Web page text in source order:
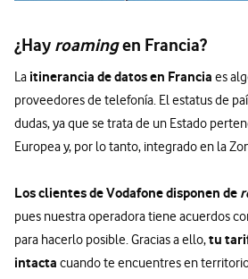
¿Hay roamingen Francia?
La itinerancia de datos en Francia es
proveedores de telefonía. El estatus de
dudas, ya que se trata de un Estado
Europea y, por lo tanto, integrado en la
Los clientes de Vodafone disponen de
pues nuestra operadora tiene acuerdos
para hacerlo posible. Gracias a ello,tu
intacta cuando te encuentres en